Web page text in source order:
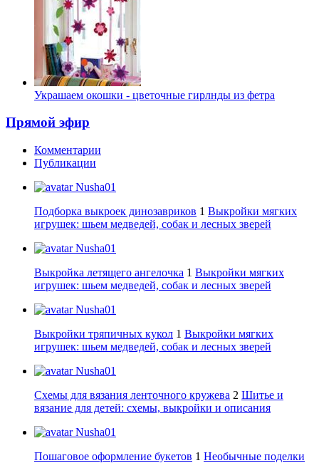
Украшаем окошки - цветочные гирлнды из фетра
Прямой эфир
Комментарии
Публикации
Nusha01
Подборка выкроек динозавриков 1 Выкройки мягких
игрушек: шьем медведей, собак и лесных зверей
Nusha01
Выкройка летящего ангелочка 1 Выкройки мягких
игрушек: шьем медведей, собак и лесных зверей
Nusha01
Выкройки тряпичных кукол 1 Выкройки мягких
игрушек: шьем медведей, собак и лесных зверей
Nusha01
Схемы для вязания ленточного кружева 2 Шитье и
вязание для детей: схемы, выкройки и описания
Nusha01
Пошаговое оформление букетов 1 Необычные поделки